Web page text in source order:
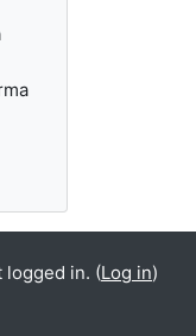
logged in. (Log in)